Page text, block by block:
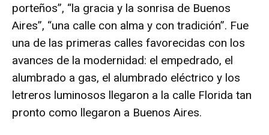
porteños”, “la gracia y la sonrisa de Buenos
Aires”, “una calle con alma y con tradición”. Fue
una de las primeras calles favorecidas con los
avances de la modernidad: el empedrado, el
alumbrado a gas, el alumbrado eléctrico y los
letreros luminosos llegaron a la calle Florida tan
pronto como llegaron a Buenos Aires.